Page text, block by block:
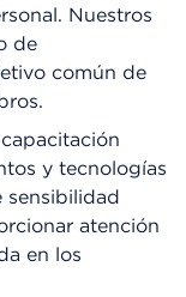
Nuestros
de
común de
y tecnologías
sensibilidad
atención
en los